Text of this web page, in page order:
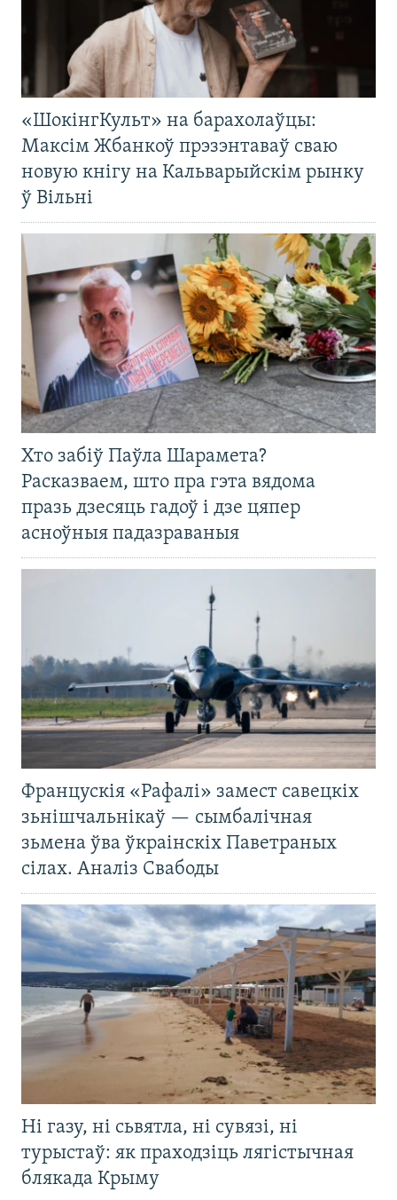
«ШокінгКульт» на барахолаўцы:
Максім Жбанкоў прэзэнтаваў сваю
новую кнігу на Кальварыйскім рынку
ў Вільні
Хто забіў Паўла Шарамета?
Расказваем, што пра гэта вядома
празь дзесяць гадоў і дзе цяпер
асноўныя падазраваныя
Францускія «Рафалі» замест савецкіх
зьнішчальнікаў — сымбалічная
зьмена ўва ўкраінскіх Паветраных
сілах. Аналіз Свабоды
Ні газу, ні сьвятла, ні сувязі, ні
турыстаў: як праходзіць лягістычная
блякада Крыму